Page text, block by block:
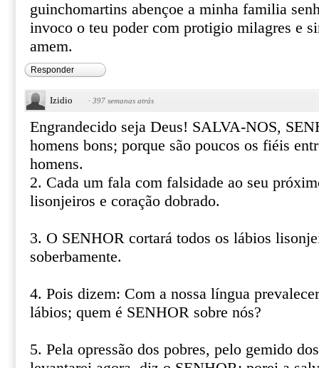
guinchomartins abençoe a minha familia
invoco o teu poder com protigio milagres e
amem.
Responder
Izidio · 397 semanas atrás
Engrandecido seja Deus! SALVA-NOS,
homens bons; porque são poucos os fiéis
homens.
2. Cada um fala com falsidade ao seu
lisonjeiros e coração dobrado.
3. O SENHOR cortará todos os lábios
soberbamente.
4. Pois dizem: Com a nossa língua
lábios; quem é SENHOR sobre nós?
5. Pela opressão dos pobres, pelo gemido